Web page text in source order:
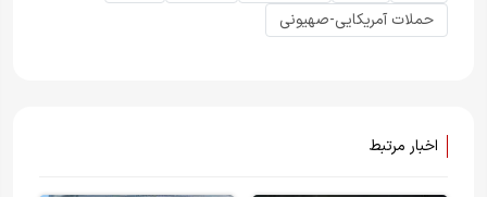
حملات آمریکایی-صهیونی
اخبار مرتبط